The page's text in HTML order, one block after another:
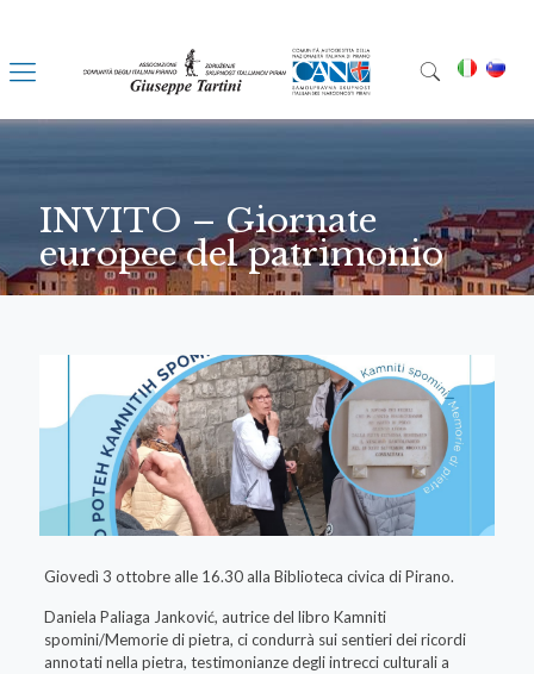
INVITO – Giornate
europee del patrimonio
Giovedì 3 ottobre alle 16.30 alla Biblioteca civica di Pirano.
Daniela Paliaga Janković, autrice del libro Kamniti
spomini/Memorie di pietra, ci condurrà sui sentieri dei ricordi
annotati nella pietra, testimonianze degli intrecci culturali a